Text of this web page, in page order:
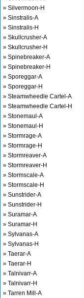
» Silvermoon-H
» Sinstralis-A
» Sinstralis-H
» Skullcrusher-A
» Skullcrusher-H
» Spinebreaker-A
» Spinebreaker-H
» Sporeggar-A
» Sporeggar-H
» Steamwheedle Cartel-A
» Steamwheedle Cartel-H
» Stonemaul-A
» Stonemaul-H
» Stormrage-A
» Stormrage-H
» Stormreaver-A
» Stormreaver-H
» Stormscale-A
» Stormscale-H
» Sunstrider-A
» Sunstrider-H
» Suramar-A
» Suramar-H
» Sylvanas-A
» Sylvanas-H
» Taerar-A
» Taerar-H
» Talnivarr-A
» Talnivarr-H
» Tarren Mill-A